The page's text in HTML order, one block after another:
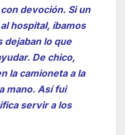
devoción. Si un
hospital, íbamos
dejaban lo que
De chico,
la camioneta a la
mano. Así fui
servir a los